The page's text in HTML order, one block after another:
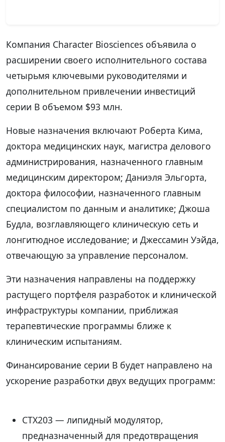
Компания Character Biosciences объявила о
расширении своего исполнительного состава
четырьмя ключевыми руководителями и
дополнительном привлечении инвестиций
серии B объемом $93 млн.
Новые назначения включают Роберта Кима,
доктора медицинских наук, магистра делового
администрирования, назначенного главным
медицинским директором; Даниэля Эльгорта,
доктора философии, назначенного главным
специалистом по данным и аналитике; Джоша
Будла, возглавляющего клиническую сеть и
лонгитюдное исследование; и Джессамин Уэйда,
отвечающую за управление персоналом.
Эти назначения направлены на поддержку
растущего портфеля разработок и клинической
инфраструктуры компании, приближая
терапевтические программы ближе к
клиническим испытаниям.
Финансирование серии B будет направлено на
ускорение разработки двух ведущих программ:
CTX203 — липидный модулятор,
предназначенный для предотвращения